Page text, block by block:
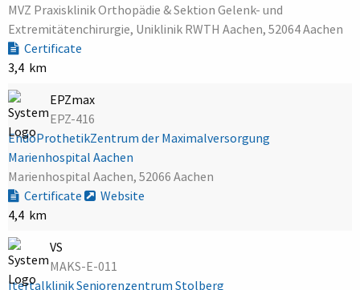
MVZ Praxisklinik Orthopädie & Sektion Gelenk- und
Extremitätenchirurgie, Uniklinik RWTH Aachen, 52064 Aachen
Certificate
3,4 km
EPZmax
EPZ-416
EndoProthetikZentrum der Maximalversorgung
Marienhospital Aachen
Marienhospital Aachen, 52066 Aachen
Certificate
Website
4,4 km
VS
MAKS-E-011
Itertalklinik Seniorenzentrum Stolberg